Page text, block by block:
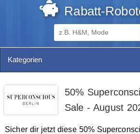
Rabatt-
Kategorien
50%
Sale - August
Sicher dir jetzt diese 50%